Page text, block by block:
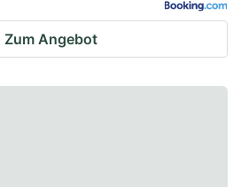
Zum Angebot